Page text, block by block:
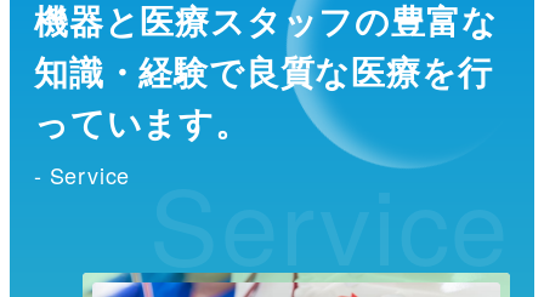
機器と医療スタッフの豊富な
知識・経験で良質な医療を行
っています。
- Service Service